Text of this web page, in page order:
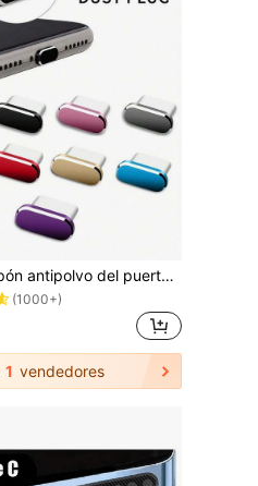
1 pieza Tapón antipolvo del puerto de datos USB tipo C, puerto de carga del teléfono, conector de alimentación, tapón antipolvo de metal con acabado brillante
(1000+)
1 vendedores